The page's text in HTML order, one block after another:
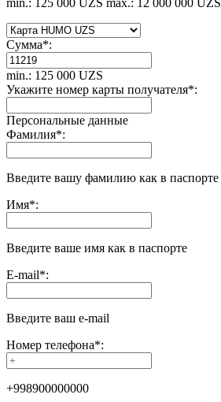
min.: 125 000 UZS max.: 12 000 000 UZS
Сумма*:
min.: 125 000 UZS
Укажите номер карты получателя*:
Персональные данные
Фамилия*:
Введите вашу фамилию как в паспорте
Имя*:
Введите ваше имя как в паспорте
E-mail*:
Введите ваш e-mail
Номер телефона*:
+998900000000